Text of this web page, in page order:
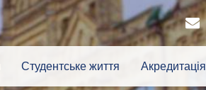
Студентське життя Акредитація